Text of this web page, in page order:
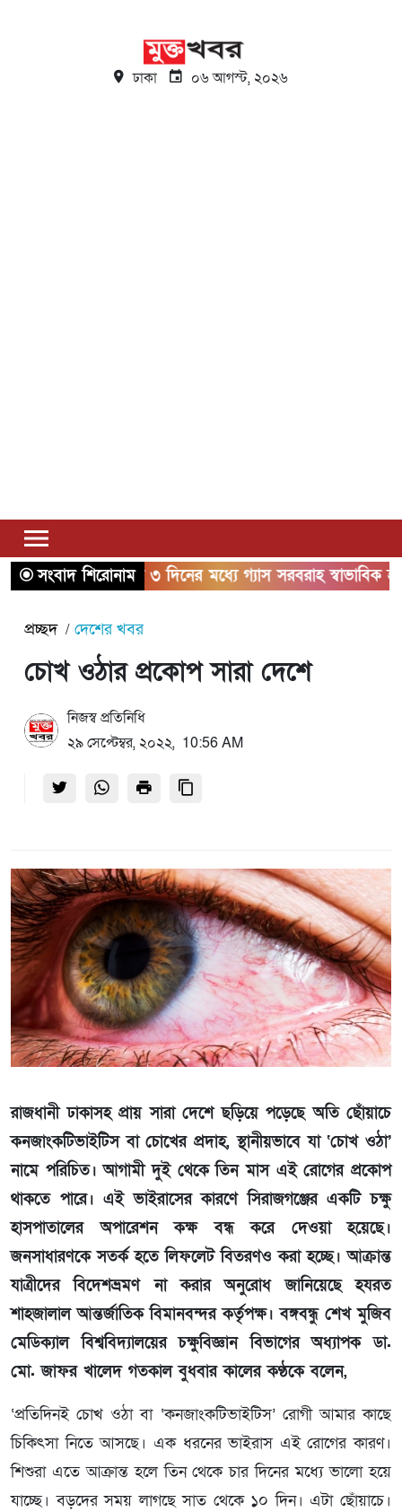
ঢাকা ০৬ আগস্ট, ২০২৬
সংবাদ শিরোনাম
২ থেকে ৩ দিনের মধ্যে গ্যাস সরবরাহ স্বাভাবিক হবে:
প্রচ্ছদ দেশের খবর
চোখ ওঠার প্রকোপ সারা দেশে
নিজস্ব প্রতিনিধি
২৯ সেপ্টেম্বর, ২০২২, 10:56 AM
রাজধানী ঢাকাসহ প্রায় সারা দেশে ছড়িয়ে পড়েছে অতি ছোঁয়াচে
কনজাংকটিভাইটিস বা চোখের প্রদাহ, স্থানীয়ভাবে যা ‘চোখ ওঠা’
নামে পরিচিত। আগামী দুই থেকে তিন মাস এই রোগের প্রকোপ
থাকতে পারে। এই ভাইরাসের কারণে সিরাজগঞ্জের একটি চক্ষু
হাসপাতালের অপারেশন কক্ষ বন্ধ করে দেওয়া হয়েছে।
জনসাধারণকে সতর্ক হতে লিফলেট বিতরণও করা হচ্ছে। আক্রান্ত
যাত্রীদের বিদেশভ্রমণ না করার অনুরোধ জানিয়েছে হযরত
শাহজালাল আন্তর্জাতিক বিমানবন্দর কর্তৃপক্ষ। বঙ্গবন্ধু শেখ মুজিব
মেডিক্যাল বিশ্ববিদ্যালয়ের চক্ষুবিজ্ঞান বিভাগের অধ্যাপক ডা.
মো. জাফর খালেদ গতকাল বুধবার কালের কণ্ঠকে বলেন,
‘প্রতিদিনই চোখ ওঠা বা ‘কনজাংকটিভাইটিস’ রোগী আমার কাছে
চিকিৎসা নিতে আসছে। এক ধরনের ভাইরাস এই রোগের কারণ।
শিশুরা এতে আক্রান্ত হলে তিন থেকে চার দিনের মধ্যে ভালো হয়ে
যাচ্ছে। বড়দের সময় লাগছে সাত থেকে ১০ দিন। এটা ছোঁয়াচে।